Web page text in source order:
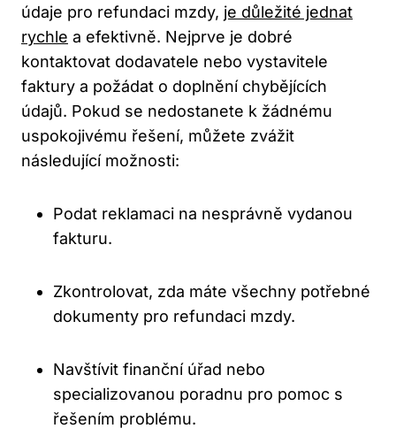
údaje pro refundaci mzdy, je důležité jednat
rychle a efektivně. Nejprve je dobré
kontaktovat dodavatele nebo vystavitele
faktury a požádat o doplnění chybějících
údajů. Pokud se nedostanete k žádnému
uspokojivému řešení, můžete zvážit
následující možnosti:
Podat reklamaci na nesprávně vydanou
fakturu.
Zkontrolovat, zda máte všechny potřebné
dokumenty pro refundaci mzdy.
Navštívit finanční úřad nebo
specializovanou poradnu pro pomoc s
řešením problému.